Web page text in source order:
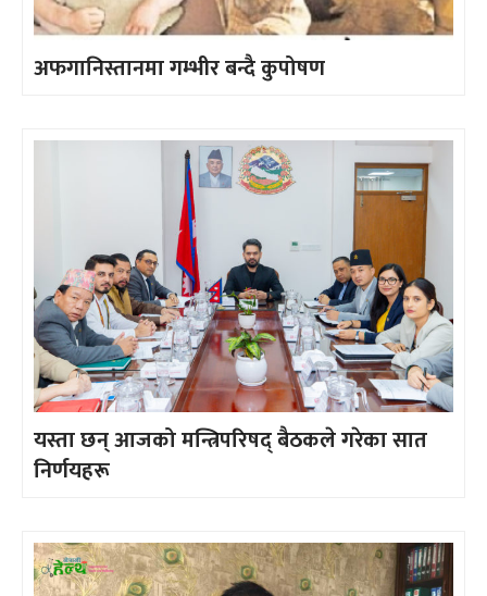
अफगानिस्तानमा गम्भीर बन्दै कुपोषण
यस्ता छन् आजको मन्त्रिपरिषद् बैठकले गरेका सात
निर्णयहरू